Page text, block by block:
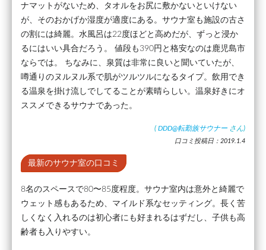
ナマットがないため、タオルをお尻に敷かないといけない
が、そのおかげか湿度が適度にある。サウナ室も施設の古さ
の割には綺麗。水風呂は22度ほどと高めだが、ずっと浸か
るにはいい具合だろう。 値段も390円と格安なのは鹿児島市
ならでは。 ちなみに、泉質は非常に良いと聞いていたが、
噂通りのヌルヌル系で肌がツルツルになるタイプ。飲用でき
る温泉を掛け流しでしてることが素晴らしい。温泉好きにオ
ススメできるサウナであった。
( DDD@転勤族サウナー さん)
口コミ投稿日：2019.1.4
最新のサウナ室の口コミ
8名のスペースで80〜85度程度。サウナ室内は意外と綺麗で
ウェット感もあるため、マイルド系なセッティング。長く苦
しくなく入れるのは初心者にも好まれるはずだし、子供も高
齢者も入りやすい。